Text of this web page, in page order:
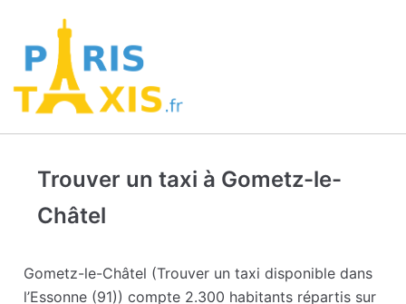
Trouver un taxi à Gometz-le-
Châtel
Gometz-le-Châtel (Trouver un taxi disponible dans
l’Essonne (91)) compte 2.300 habitants répartis sur